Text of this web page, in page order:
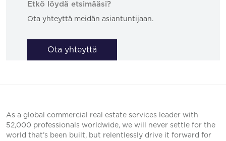
Etkö löydä etsimääsi?
Ota yhteyttä meidän asiantuntijaan.
Ota yhteyttä
As a global commercial real estate services leader with
52,000 professionals worldwide, we will never settle for the
world that’s been built, but relentlessly drive it forward for